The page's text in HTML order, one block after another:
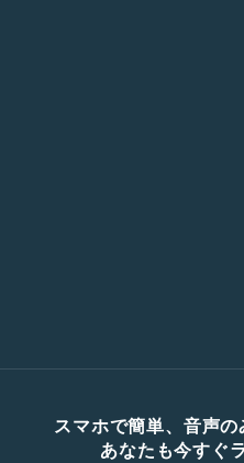
スマホで簡単、音声の
あなたも今すぐ